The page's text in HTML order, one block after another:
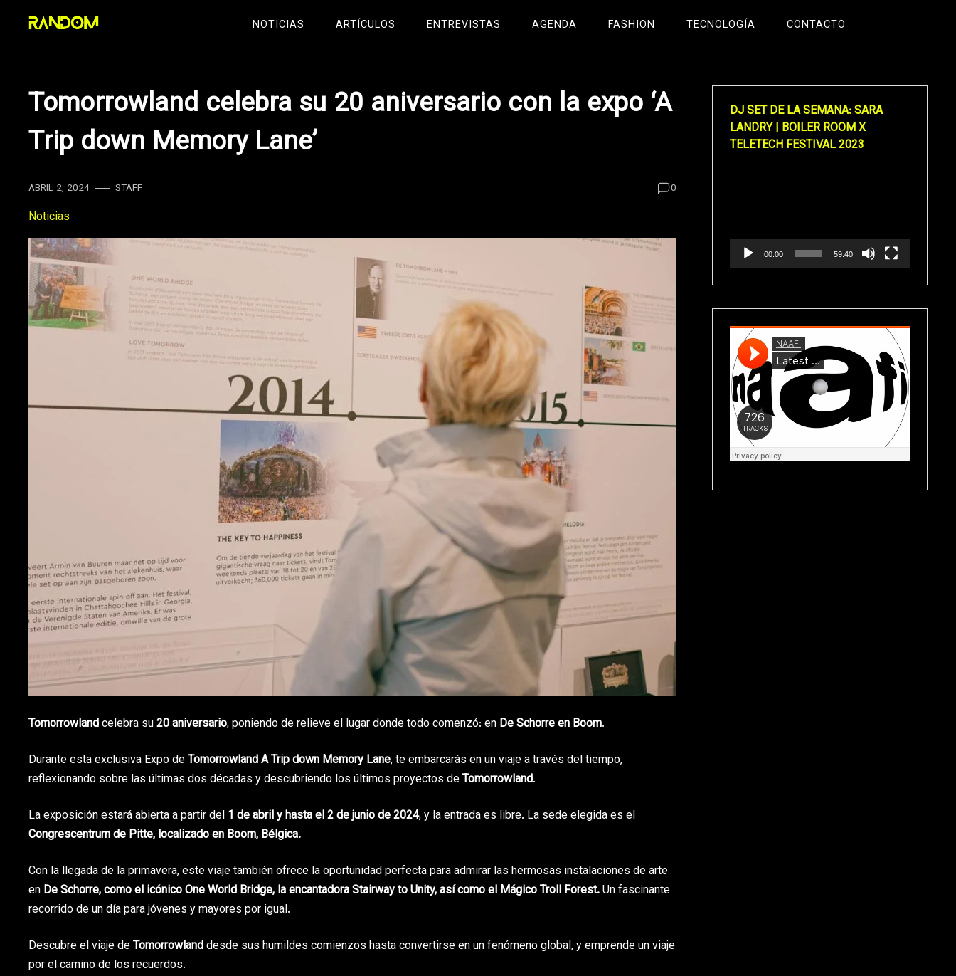
NOTICIAS ARTÍCULOS ENTREVISTAS AGENDA FASHION TECNOLOGÍA CONTACTO
Tomorrowland celebra su 20 aniversario con la expo ‘A
Trip down Memory Lane’
ABRIL 2, 2024 STAFF 0
Noticias
Tomorrowlandcelebra su20 aniversario, poniendo de relieve el lugar donde todo comenzó: en De Schorre en Boom.
Durante esta exclusiva Expo deTomorrowland A Trip down Memory Lane, te embarcarás en un viaje a través del tiempo,
reflexionando sobre las últimas dos décadas y descubriendo los últimos proyectos deTomorrowland.
La exposición estará abierta a partir del 1 de abril y hasta el 2 de junio de 2024, y la entrada es libre. La sede elegida es el
Congrescentrum de Pitte, localizado en Boom, Bélgica.
Con la llegada de la primavera, este viaje también ofrece la oportunidad perfecta para admirar las hermosas instalaciones de arte
en De Schorre, como el icónico One World Bridge, la encantadora Stairway to Unity, así como el Mágico Troll Forest.Un fascinante
recorrido de un día para jóvenes y mayores por igual.
Descubre el viaje deTomorrowlanddesde sus humildes comienzos hasta convertirse en un fenómeno global, y emprende un viaje
por el camino de los recuerdos.
DJ SET DE LA SEMANA: SARA
LANDRY | BOILER ROOM X
TELETECH FESTIVAL 2023
00:00 59:40